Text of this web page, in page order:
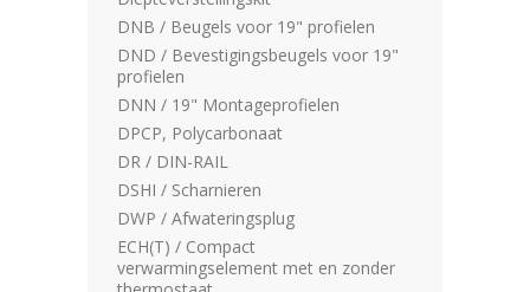
DNB / Beugels voor 19" profielen
DND / Bevestigingsbeugels voor 19"
profielen
DNN / 19" Montageprofielen
DPCP, Polycarbonaat
DR / DIN-RAIL
DSHI / Scharnieren
DWP / Afwateringsplug
ECH(T) / Compact
verwarmingselement met en zonder